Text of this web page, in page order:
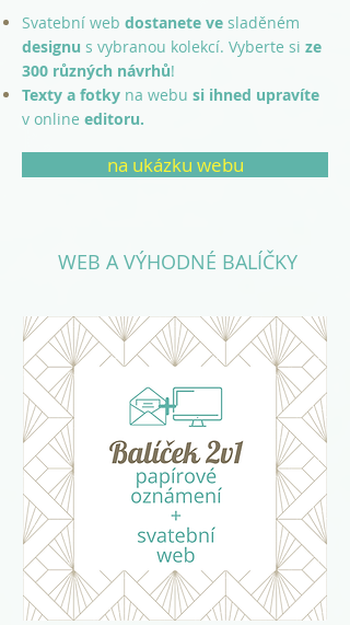
Svatební web dostanete ve sladěném
designu s vybranou kolekcí. Vyberte si ze
300 různých návrhů!
Texty a fotky na webu si ihned upravíte
v online editoru.
na ukázku webu
WEB A VÝHODNÉ BALÍČKY